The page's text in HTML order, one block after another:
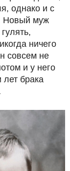
однако и с
Новый муж
ничего
совсем не
и у него
брака